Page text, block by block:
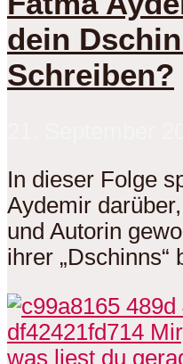
dein
Schreiben?
In dieser Folge
Aydemir
und Autorin
ihrer „Dschinns“